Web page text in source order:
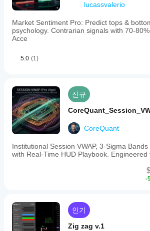
lucassvalerio
Market Sentiment Pro: Predict tops &
psychology. Contrarian signals with 70-
Acce
5.0 (1)
신규
CoreQuant
Institutional Session VWAP, 3-Sigma
with Real-Time HUD Playbook.
-
인기
Zig zag v.1